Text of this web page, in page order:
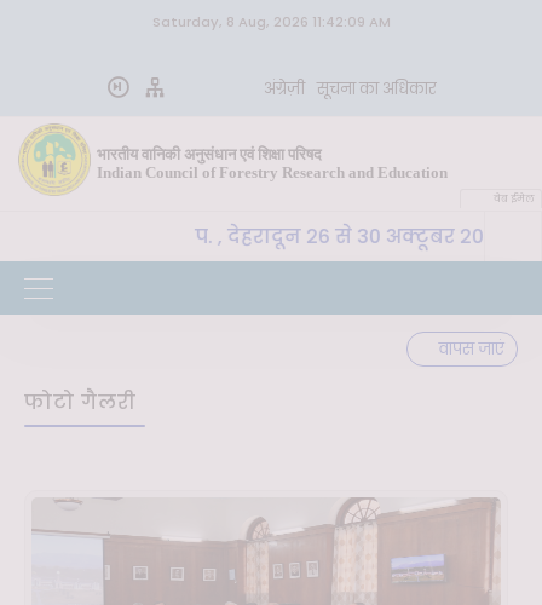
Saturday, 8 Aug, 2026 11:42:09 AM
अंग्रेज़ी सूचना का अधिकार
भारतीय वानिकी अनुसंधान एवं शिक्षा परिषद
Indian Council of Forestry Research and Education
वेब ईमेल
SLM, भा. वा. अ. शि. प. , देहरादून 26 से 30 अक्टूबर 2026
वापस जाएं
फोटो गैलरी